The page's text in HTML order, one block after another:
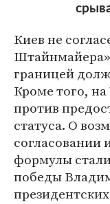
Киев не
границей
Кроме того,
против
статуса. О
формулы
победы